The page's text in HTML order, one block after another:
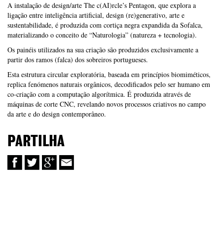
A instalação de design/arte The c(AI)rcle’s Pentagon, que explora a
ligação entre inteligência artificial, design (re)generativo, arte e
sustentabilidade, é produzida com cortiça negra expandida da Sofalca,
materializando o conceito de “Naturologia” (natureza + tecnologia).
Os painéis utilizados na sua criação são produzidos exclusivamente a
partir dos ramos (falca) dos sobreiros portugueses.
Esta estrutura circular exploratória, baseada em princípios biomiméticos,
replica fenómenos naturais orgânicos, decodificados pelo ser humano em
co-criação com a computação algorítmica. É produzida através de
máquinas de corte CNC, revelando novos processos criativos no campo
da arte e do design contemporâneo.
PARTILHA